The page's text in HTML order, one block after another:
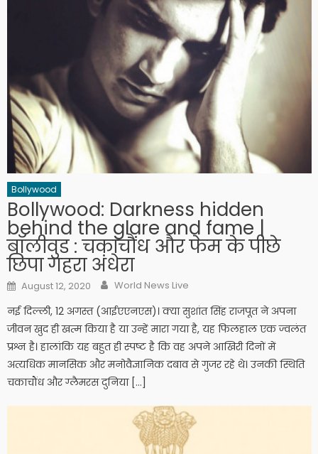
Bollywood
Bollywood: Darkness hidden
behind the glare and fame |
बॉलीवुड : चकाचौंध और फेम के पीछे
छिपा गहरा अंधेरा
Posted on
August 12, 2020 Author
World News Live
नई दिल्ली, 12 अगस्त (आईएएनएस)। क्या सुशांत सिंह राजपूत ने अपना
जीवन खुद ही खत्म किया है या उन्हें मारा गया है, यह फिलहाल एक ज्वलंत
प्रश्न है। हालांकि यह बहुत ही स्पष्ट है कि वह अपने आखिरी दिनों में
अत्यधिक मानसिक और मनोवैज्ञानिक दबाव से गुजर रहे थे। उनकी स्थिति
चकाचौंध और ग्लैमरस दुनिया […]